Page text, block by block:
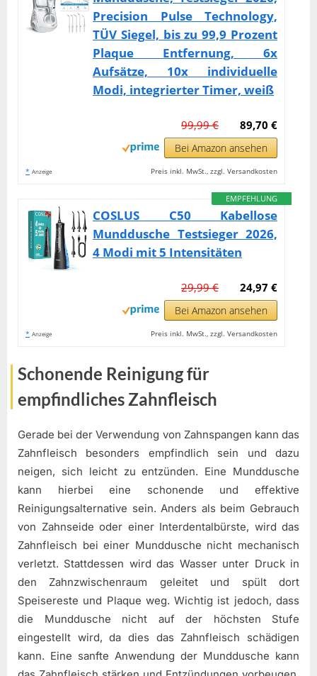
Precision Pulse Technology,
TÜV Siegel, bis zu 99,9 Prozent
Plaque Entfernung, 6x
Aufsätze, 10x individuelle
Modi, integrierter Timer, weiß
89,70 €
99,99 €
Bei Amazon ansehen
* Anzeige Preis inkl. MwSt., zzgl. Versandkosten
EMPFEHLUNG
COSLUS C50 Kabellose
Munddusche Testsieger 2026,
4 Modi mit 5 Intensitäten
24,97 €
29,99 €
Bei Amazon ansehen
* Anzeige Preis inkl. MwSt., zzgl. Versandkosten
Schonende Reinigung für
empfindliches Zahnfleisch
Gerade bei der Verwendung von Zahnspangen kann das
Zahnfleisch besonders empfindlich sein und dazu
neigen, sich leicht zu entzünden. Eine Munddusche
kann hierbei eine schonende und effektive
Reinigungsalternative sein. Anders als beim Gebrauch
von Zahnseide oder einer Interdentalbürste, wird das
Zahnfleisch bei einer Munddusche nicht mechanisch
verletzt. Stattdessen wird das Wasser unter Druck in
den Zahnzwischenraum geleitet und spült dort
Speisereste und Plaque weg. Wichtig ist jedoch, dass
die Munddusche nicht auf der höchsten Stufe
eingestellt wird, da dies das Zahnfleisch schädigen
kann. Eine sanfte Anwendung der Munddusche kann